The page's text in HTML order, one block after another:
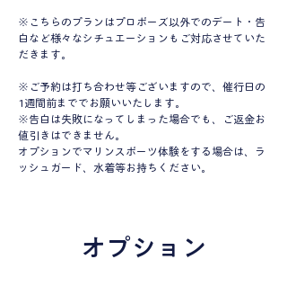
※こちらのプランはプロポーズ以外でのデート・告
白など様々なシチュエーションもご対応させていた
だきます。
※ご予約は打ち合わせ等ございますので、催行日の
1週間前まででお願いいたします。
※告白は失敗になってしまった場合でも、ご返金お
値引きはできません。
​オプションでマリンスポーツ体験をする場合は、ラ
ッシュガード、水着等お持ちください。
オプション